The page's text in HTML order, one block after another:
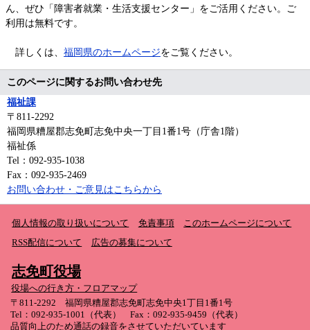
ん、ぜひ「障害者就業・生活支援センター」をご活用ください。ご
利用は無料です。
詳しくは、 福岡県のホームページをご覧ください。
このページに関するお問い合わせ先
福祉課
〒811-2292
福岡県糟屋郡志免町志免中央一丁目1番1号（庁舎1階）
福祉係
Tel：092-935-1038
Fax：092-935-2469
お問い合わせ・ご意見はこちらから
個人情報の取り扱いについて 免責事項
このホームページについて
RSS配信について
広告の募集について
志免町役場
役場への行き方・フロアマップ
〒811-2292 福岡県糟屋郡志免町志免中央1丁目1番1号
Tel：092-935-1001（代表） Fax：092-935-9459（代表）
品質向上のため通話の録音をさせていただいています